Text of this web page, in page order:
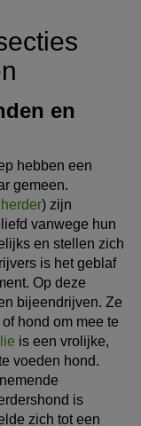
en
hebben een
gemeen.
) zijn
vanwege hun
en stellen zich
is het geblaf
Op deze
bijeendrijven. Ze
hond om mee te
is een vrolijke,
voeden hond.
is
zich tot een